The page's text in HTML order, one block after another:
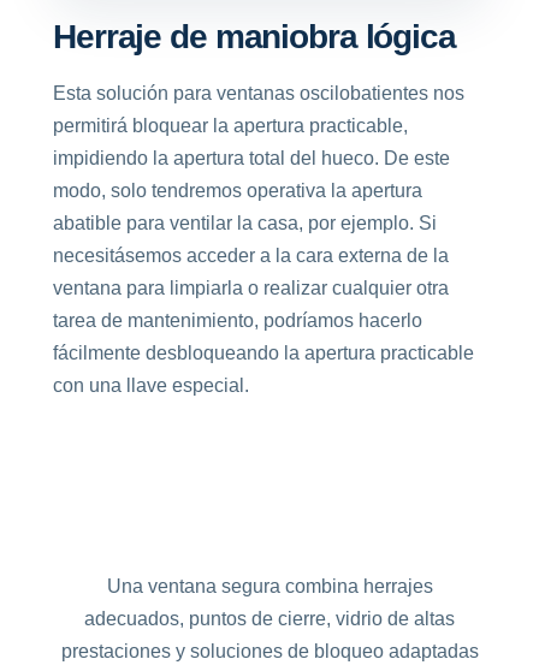
Herraje de maniobra lógica
Esta solución para ventanas oscilobatientes nos
permitirá bloquear la apertura practicable,
impidiendo la apertura total del hueco. De este
modo, solo tendremos operativa la apertura
abatible para ventilar la casa, por ejemplo. Si
necesitásemos acceder a la cara externa de la
ventana para limpiarla o realizar cualquier otra
tarea de mantenimiento, podríamos hacerlo
fácilmente desbloqueando la apertura practicable
con una llave especial.
Una ventana segura combina herrajes
adecuados, puntos de cierre, vidrio de altas
prestaciones y soluciones de bloqueo adaptadas